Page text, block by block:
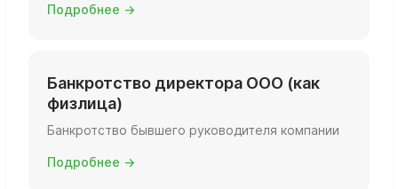
Подробнее →
Банкротство директора ООО (как
физлица)
Банкротство бывшего руководителя компании
Подробнее →